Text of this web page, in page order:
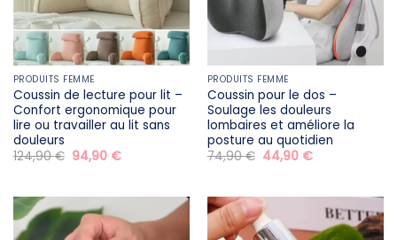
PRODUITS FEMME
Coussin de lecture pour lit –
Confort ergonomique pour
lire ou travailler au lit sans
douleurs
124,90€ Le
prix
124,90 €.
94,90 €Le
94,90 €.
PRODUITS FEMME
Coussin pour le dos –
Soulage les douleurs
lombaires et améliore la
posture au quotidien
74,90€ Le
prix
74,90 €.
44,90 €Le
44,90 €.